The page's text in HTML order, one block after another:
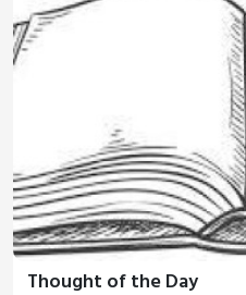
Thought of the Day